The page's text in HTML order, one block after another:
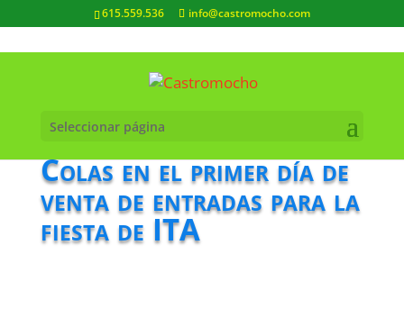
615.559.536 info@castromocho.com
Seleccionar página
Colas en el primer día de
venta de entradas para la
fiesta de ITA